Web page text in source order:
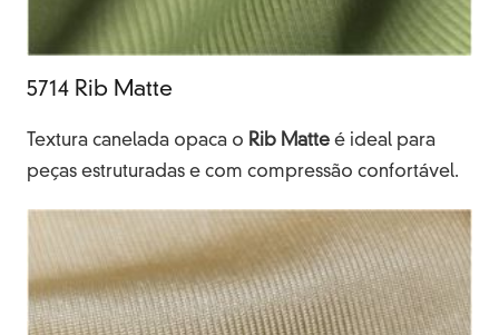
5714 Rib Matte
Textura canelada opaca o Rib Matte é ideal para
peças estruturadas e com compressão confortável.